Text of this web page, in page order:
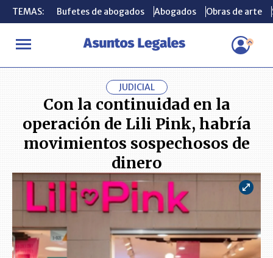
TEMAS: Bufetes de abogados Abogados Obras de arte
INICIO ACTUALIDAD Con la continuidad en la operación de
TEMAS: Bufetes de abogados Abogados Obras de arte
JUDICIAL
Con la continuidad en la
operación de Lili Pink, habría
movimientos sospechosos de
dinero